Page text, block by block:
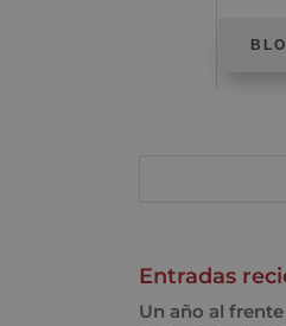
Entradas
Un año al